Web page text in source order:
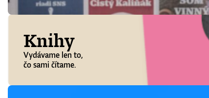
Knihy
Vydávame len to,
čo sami čítame.